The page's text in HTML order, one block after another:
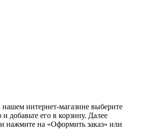
интернет-магазине выберите
добавьте его в корзину. Далее
нажмите на «Оформить заказ» или